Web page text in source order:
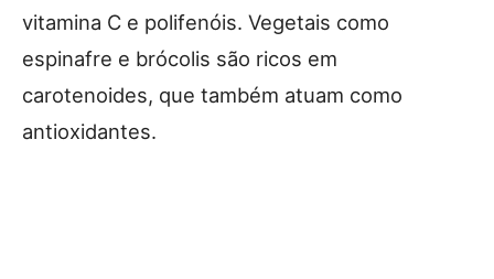
vitamina C e polifenóis. Vegetais como
espinafre e brócolis são ricos em
carotenoides, que também atuam como
antioxidantes.